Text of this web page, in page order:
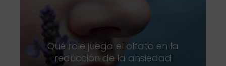
Qué role juega el olfato en la
reducción de la ansiedad